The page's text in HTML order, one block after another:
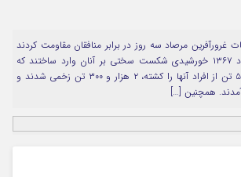
غرورآفرین مرصاد سه روز در برابر منافقان مقاومت کردند
و سرانجام در پنجم مرداد ۱۳۶۷ خورشیدی شکست سختی بر آنان وارد ساختند که
نزدیک به یک هزار و ۵۲۳ تن از افراد آنها را کشته، ۲ هزار و ۳۰۰ تن زخمی شدند و